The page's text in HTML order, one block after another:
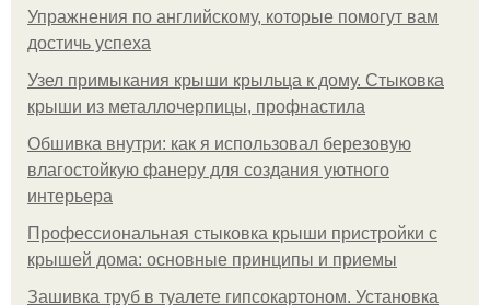
Упражнения по английскому, которые помогут вам
достичь успеха
Узел примыкания крыши крыльца к дому. Стыковка
крыши из металлочерпицы, профнастила
Обшивка внутри: как я использовал березовую
влагостойкую фанеру для создания уютного
интерьера
Профессиональная стыковка крыши пристройки с
крышей дома: основные принципы и приемы
Зашивка труб в туалете гипсокартоном. Установка